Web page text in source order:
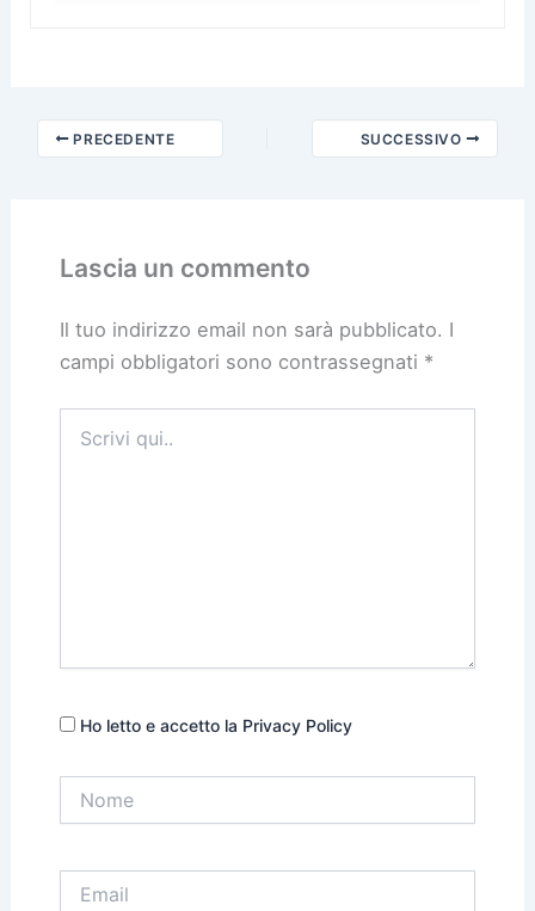
PRECEDENTE SUCCESSIVO
Lascia un commento
Il tuo indirizzo email non sarà pubblicato. I
campi obbligatori sono contrassegnati *
qui..
Ho letto e accetto la Privacy Policy